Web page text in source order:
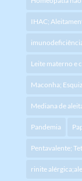
IHAC;
Leite materno e
Maconha;
Mediana de
Pandemia
Pentavalente;
rinite